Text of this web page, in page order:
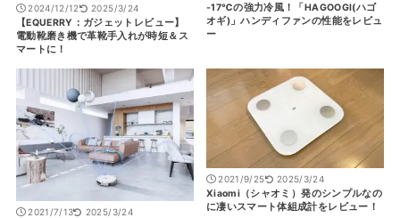
2024/12/12 2025/3/24
【EQUERRY：ガジェットレビュー】
電動靴磨き機で革靴手入れが時短＆ス
マートに！
-17℃の強力冷風！「HAGOOGI(ハゴ
オギ)」ハンディファンの性能をレビュ
ー
2021/7/13 2025/3/24
2021/9/25 2025/3/24
Xiaomi（シャオミ）発のシンプルなの
に凄いスマート体組成計をレビュー！